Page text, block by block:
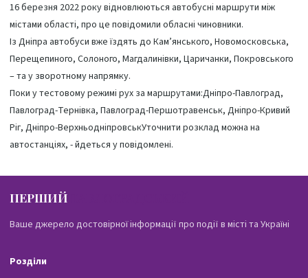
16 березня 2022 року відновлюються автобусні маршрути між
містами області, про це повідомили обласні чиновники.
Із Дніпра автобуси вже їздять до Кам’янського, Новомосковська,
Перещепиного, Солоного, Магдалинівки, Царичанки, Покровського
– та у зворотному напрямку.
Поки у тестовому режимі рух за маршрутами:Дніпро-Павлоград,
Павлоград-Тернівка, Павлоград-Першотравенськ, Дніпро-Кривий
Ріг, Дніпро-ВерхньодніпровськУточнити розклад можна на
автостанціях, - йдеться у повідомлені.
ПЕРШИЙ
Ваше джерело достовірної інформації про події в місті та Україні
Розділи